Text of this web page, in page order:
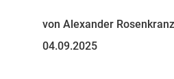
von Alexander Rosenkranz
04.09.2025